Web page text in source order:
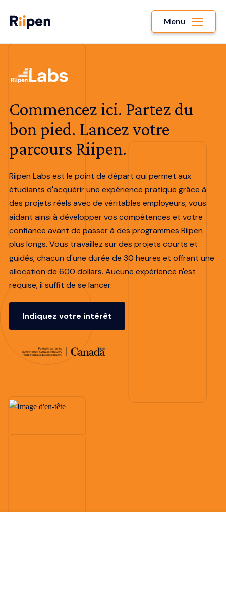
Menu
Commencez ici. Partez du
bon pied. Lancez votre
parcours Riipen.
Riipen Labs est le point de départ qui permet aux
étudiants d'acquérir une expérience pratique grâce à
des projets réels avec de véritables employeurs, vous
aidant ainsi à développer vos compétences et votre
confiance avant de passer à des programmes Riipen
plus longs. Vous travaillez sur des projets courts et
guidés, chacun d'une durée de 30 heures et offrant une
allocation de 600 dollars. Aucune expérience n'est
requise, il suffit de se lancer.
Indiquez votre intérêt